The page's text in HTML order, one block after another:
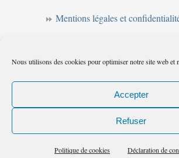
Nous utilisons des cookies pour optimiser notre site web et
Accepter
Refuser
Politique de cookies Déclaration de
Mentions légales et
Forum de l’intuition
Politique de cookies (UE)